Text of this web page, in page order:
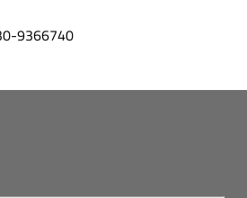
9366740